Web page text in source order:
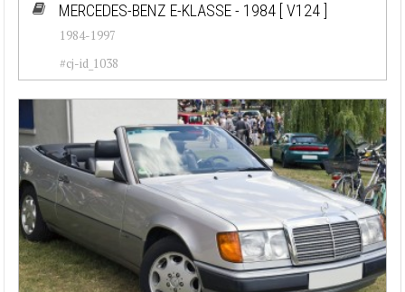
MERCEDES-BENZ E-KLASSE - 1984 [ V124 ]
1984-1997
#cj-id_1038